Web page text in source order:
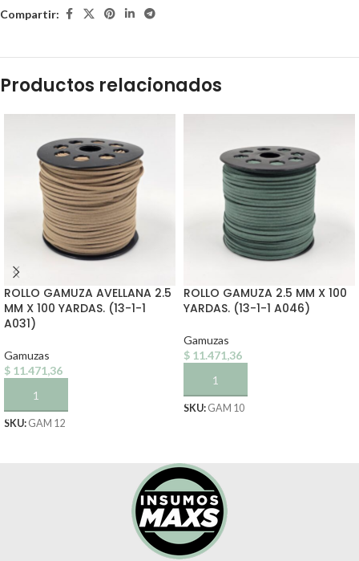
Compartir:
Productos relacionados
ROLLO GAMUZA AVELLANA 2.5
MM X 100 YARDAS. (13-1-1
A031)
Gamuzas
$ 11.471,36
AÑADIR AL CARRITO
SKU: GAM 12
ROLLO GAMUZA 2.5 MM X 100
YARDAS. (13-1-1 A046)
Gamuzas
$ 11.471,36
AÑADIR AL CARRITO
SKU: GAM 10